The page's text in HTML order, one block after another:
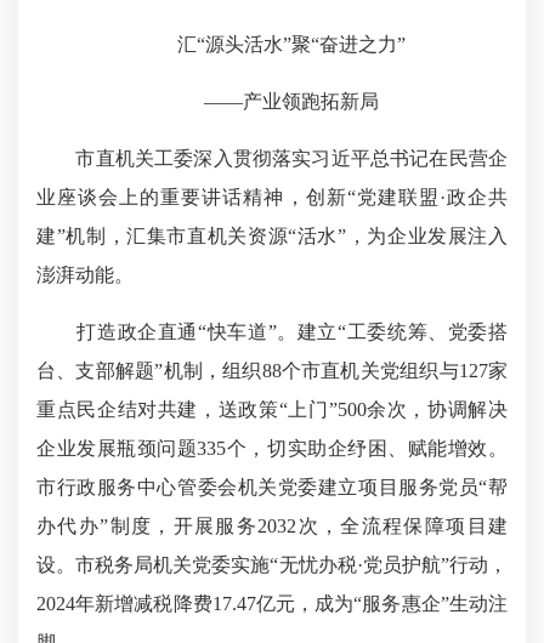
汇“源头活水”聚“奋进之力”
——产业领跑拓新局
市直机关工委深入贯彻落实习近平总书记在民营企
业座谈会上的重要讲话精神，创新“党建联盟·政企共
建”机制，汇集市直机关资源“活水”，为企业发展注入
澎湃动能。
打造政企直通“快车道”。建立“工委统筹、党委搭
台、支部解题”机制，组织88个市直机关党组织与127家
重点民企结对共建，送政策“上门”500余次，协调解决
企业发展瓶颈问题335个，切实助企纾困、赋能增效。
市行政服务中心管委会机关党委建立项目服务党员“帮
办代办”制度，开展服务2032次，全流程保障项目建
设。市税务局机关党委实施“无忧办税·党员护航”行动，
2024年新增减税降费17.47亿元，成为“服务惠企”生动注